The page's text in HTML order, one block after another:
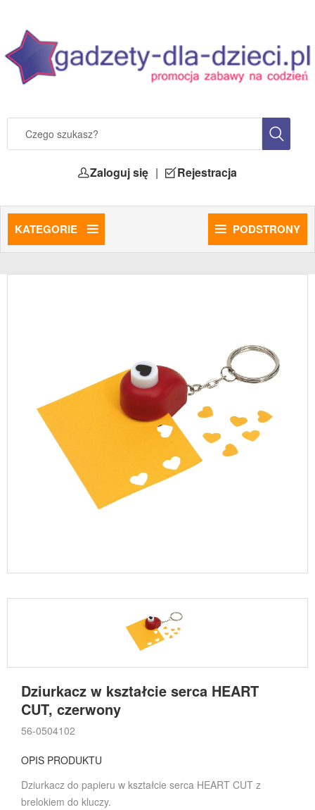
Zaloguj się | Rejestracja
KATEGORIE PODSTRONY
Dziurkacz w kształcie serca HEART
CUT, czerwony
56-0504102
OPIS PRODUKTU
Dziurkacz do papieru w kształcie serca HEART CUT z
brelokiem do kluczy.